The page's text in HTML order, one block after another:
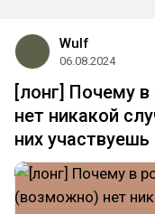
Wulf
06.08.2024
[лонг] Почему
нет никакой
них участвуешь